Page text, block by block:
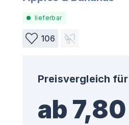
lieferbar
106
Preisvergleich für
ab